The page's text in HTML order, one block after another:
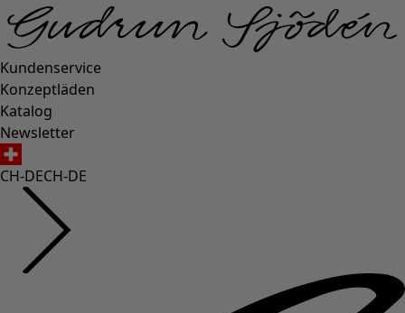
Kundenservice
Konzeptläden
Katalog
Newsletter
CH-DECH-DE